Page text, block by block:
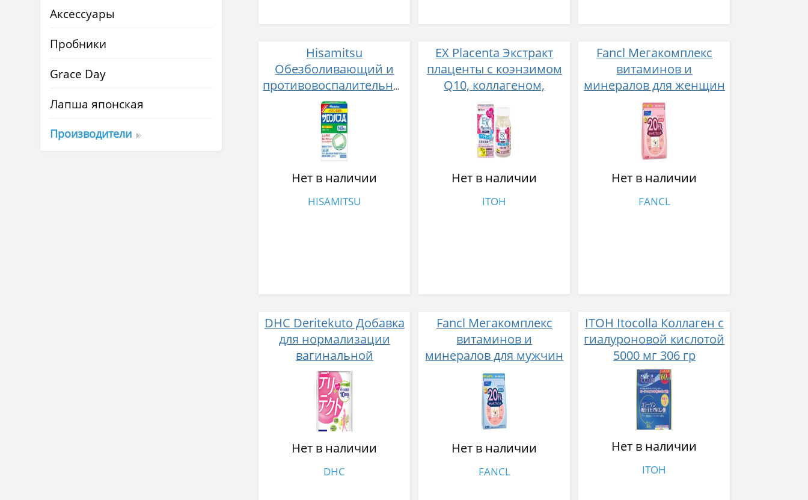
Аксессуары
Пробники
Grace Day
Лапша японская
Производители
Hisamitsu
Обезболивающий и
противовоспалительный
пластырь
Нет в наличии
HISAMITSU
EX Placenta Экстракт
плаценты c коэнзимом
Q10, коллагеном,
церамидами и
гиалуроновой кислотой
№120
Нет в наличии
ITOH
Fancl Мегакомплекс
витаминов и
минералов для женщин
с 20 лет 30 пакетиков на
месяц
Нет в наличии
FANCL
DHC Deritekuto Добавка
для нормализации
вагинальной
микрофлоры № 60
Нет в наличии
DHC
Fancl Мегакомплекс
витаминов и
минералов для мужчин
с 20 лет 30 пакетиков
Нет в наличии
FANCL
ITOH Itocolla Коллаген с
гиалуроновой кислотой
5000 мг 306 гр
Нет в наличии
ITOH